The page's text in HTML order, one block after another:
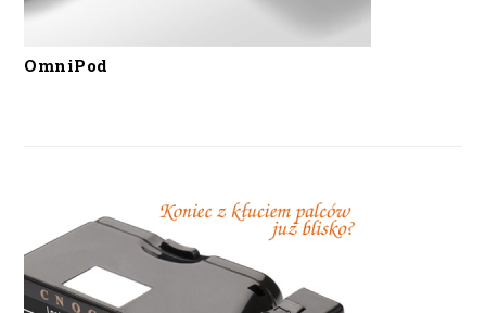
OmniPod